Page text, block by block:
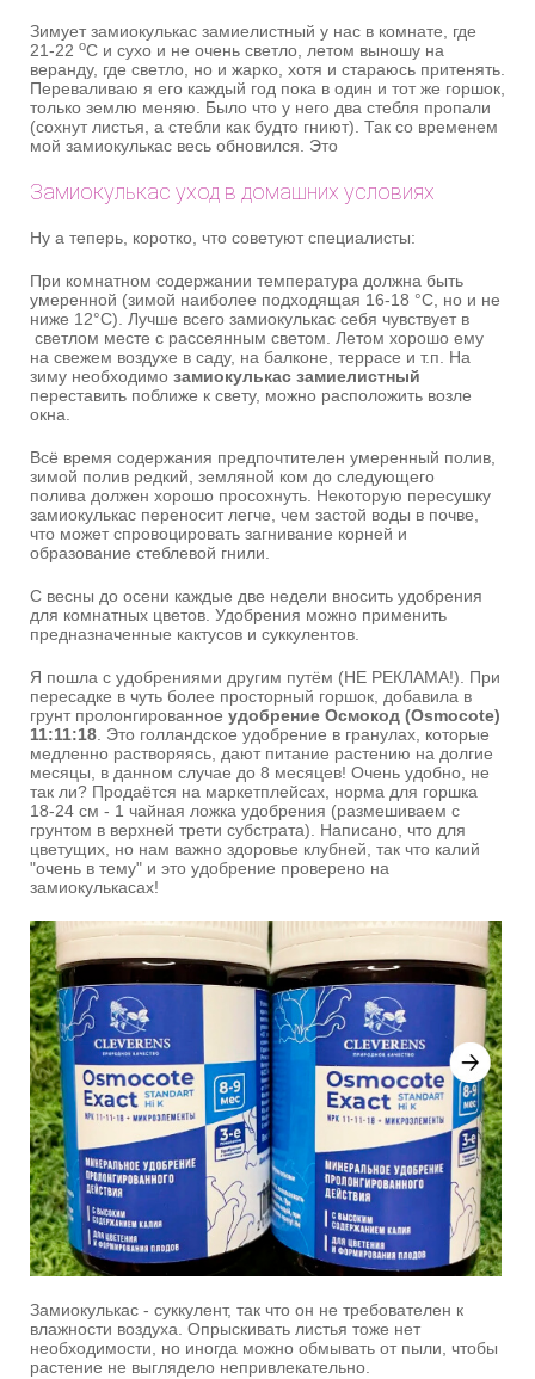
Зимует замиокулькас замиелистный у нас в комнате, где
21-22 оС и сухо и не очень светло, летом выношу на
веранду, где светло, но и жарко, хотя и стараюсь притенять.
Переваливаю я его каждый год пока в один и тот же горшок,
только землю меняю. Было что у него два стебля пропали
(сохнут листья, а стебли как будто гниют). Так со временем
мой замиокулькас весь обновился. Это
Замиокулькас уход в домашних условиях
Ну а теперь, коротко, что советуют специалисты:
При комнатном содержании температура должна быть
умеренной (зимой наиболее подходящая 16-18 °C, но и не
ниже 12°C). Лучше всего замиокулькас себя чувствует в
светлом месте с рассеянным светом. Летом хорошо ему
на свежем воздухе в саду, на балконе, террасе и т.п. На
зиму необходимо замиокулькас замиелистный
переставить поближе к свету, можно расположить возле
окна.
Всё время содержания предпочтителен умеренный полив,
зимой полив редкий, земляной ком до следующего
полива должен хорошо просохнуть. Некоторую пересушку
замиокулькас переносит легче, чем застой воды в почве,
что может спровоцировать загнивание корней и
образование стеблевой гнили.
С весны до осени каждые две недели вносить удобрения
для комнатных цветов. Удобрения можно применить
предназначенные кактусов и суккулентов.
Я пошла с удобрениями другим путём (НЕ РЕКЛАМА!). При
пересадке в чуть более просторный горшок, добавила в
грунт пролонгированное удобрение Осмокод (Osmocote)
11:11:18 . Это голландское удобрение в гранулах, которые
медленно растворяясь, дают питание растению на долгие
месяцы, в данном случае до 8 месяцев! Очень удобно, не
так ли? Продаётся на маркетплейсах, норма для горшка
18-24 см - 1 чайная ложка удобрения (размешиваем с
грунтом в верхней трети субстрата). Написано, что для
цветущих, но нам важно здоровье клубней, так что калий
"очень в тему" и это удобрение проверено на
замиокулькасах!
Замиокулькас - суккулент, так что он не требователен к
влажности воздуха. Опрыскивать листья тоже нет
необходимости, но иногда можно обмывать от пыли, чтобы
растение не выглядело непривлекательно.